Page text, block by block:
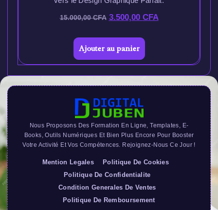
15.000,00CFA 3.500,00 CFA
Ajouter au panier
Nous Proposons Des Formation En Ligne, Templates, E-
Books, Outils Numériques Et Bien Plus Encore Pour Booster
Votre Activité Et Vos Compétences. Rejoignez-Nous Ce Jour !
Mention Legales
Politique De Cookies
Politique De Confidentialite
Condition Generales De Ventes
Politique De Remboursement